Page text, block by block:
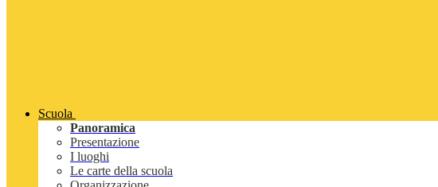
Scuola
Panoramica
Presentazione
I luoghi
Le carte della scuola